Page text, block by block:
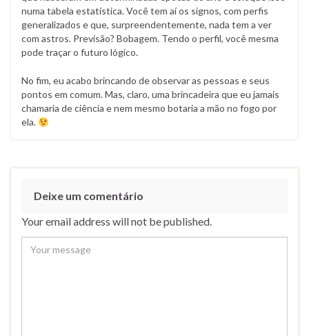
numa tabela estatística. Você tem aí os signos, com perfis
generalizados e que, surpreendentemente, nada tem a ver
com astros. Previsão? Bobagem. Tendo o perfil, você mesma
pode traçar o futuro lógico.
No fim, eu acabo brincando de observar as pessoas e seus
pontos em comum. Mas, claro, uma brincadeira que eu jamais
chamaria de ciência e nem mesmo botaria a mão no fogo por
ela.
Deixe um comentário
Your email address will not be published.